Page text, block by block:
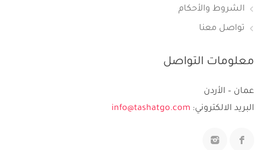
الشروط والأحكام
تواصل معنا
معلومات التواصل
عمان – الأردن
البريد الالكتروني: info@tashatgo.com